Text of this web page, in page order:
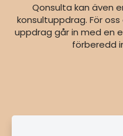
Qonsulta kan även
konsultuppdrag. För
uppdrag går in med en
förberedd